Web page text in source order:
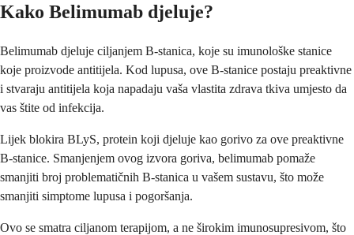
Kako Belimumab djeluje?
Belimumab djeluje ciljanjem B-stanica, koje su imunološke stanice
koje proizvode antitijela. Kod lupusa, ove B-stanice postaju preaktivne
i stvaraju antitijela koja napadaju vaša vlastita zdrava tkiva umjesto da
vas štite od infekcija.
Lijek blokira BLyS, protein koji djeluje kao gorivo za ove preaktivne
B-stanice. Smanjenjem ovog izvora goriva, belimumab pomaže
smanjiti broj problematičnih B-stanica u vašem sustavu, što može
smanjiti simptome lupusa i pogoršanja.
Ovo se smatra ciljanom terapijom, a ne širokim imunosupresivom, što